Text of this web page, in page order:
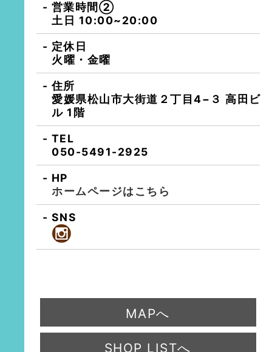
営業時間②
土日 10:00~20:00
定休日
火曜・金曜
住所
愛媛県松山市大街道２丁目4−３ 高田ビ
ル 1階
TEL
050-5491-2925
HP
ホームページはこちら
SNS
MAPへ
SHOP LISTへ